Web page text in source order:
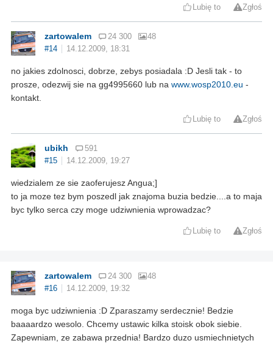
Lubię to Zgłoś
zartowalem 24 300
48
#14
14.12.2009, 18:31
no jakies zdolnosci, dobrze, zebys posiadala :D Jesli tak - to
prosze, odezwij sie na gg4995660 lub na www.wosp2010.eu -
kontakt.
Lubię to Zgłoś
ubikh
591
#15
14.12.2009, 19:27
wiedzialem ze sie zaoferujesz Angua;]
to ja moze tez bym poszedl jak znajoma buzia bedzie....a to maja
byc tylko serca czy moge udziwnienia wprowadzac?
Lubię to Zgłoś
zartowalem 24 300
48
#16
14.12.2009, 19:32
moga byc udziwnienia :D Zparaszamy serdecznie! Bedzie
baaaardzo wesolo. Chcemy ustawic kilka stoisk obok siebie.
Zapewniam, ze zabawa przednia! Bardzo duzo usmiechnietych